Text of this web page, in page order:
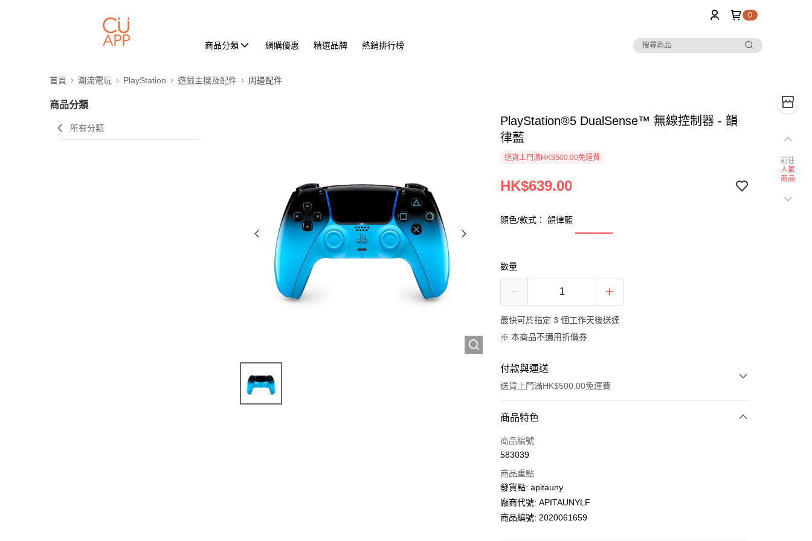
0
商品分類 網購優惠 精選品牌 熱銷排行榜
首頁 潮流電玩 PlayStation 遊戲主機及配件 周邊配件
商品分類
所有分類
PlayStation®5 DualSense™ 無線控制器 - 韻
律藍
送貨上門滿HK$500.00免運費
HK$639.00
顔色/款式： 韻律藍
數量
最快可於指定 3 個工作天後送達
※ 本商品不適用折價券
付款與運送
送貨上門滿HK$500.00免運費
付款方式
信用卡
PayMe
WeChat Pay
商品特色
商品編號
583039
商品重點
發貨點: apitauny
廠商代號: APITAUNYLF
商品編號: 2020061659
前往
人氣
商品